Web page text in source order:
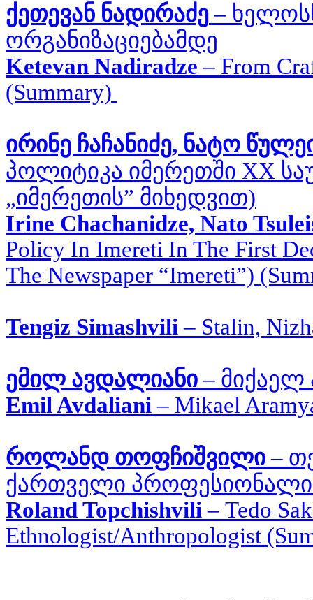
ქეთევან ნადირაძე–
ორგანიზაციებამდე
Ketevan Nadiradze – From
(Summary)
ირინე ჩაჩანიძე, ნატო
პოლიტიკა იმერეთში XX
„იმერეთის” მიხედვით)
Irine Chachanidze, Nato
Policy In Imereti In The First
The Newspaper “Imereti”)
Tengiz Simashvili– Stalin,
ემილ ავდალიანი– მიქაელ
Emil Avdaliani– Mikael
როლანდ თოფჩიშვილი–
ქართველი
Roland Topchishvili– Tedo
Ethnologist/Anthropologist